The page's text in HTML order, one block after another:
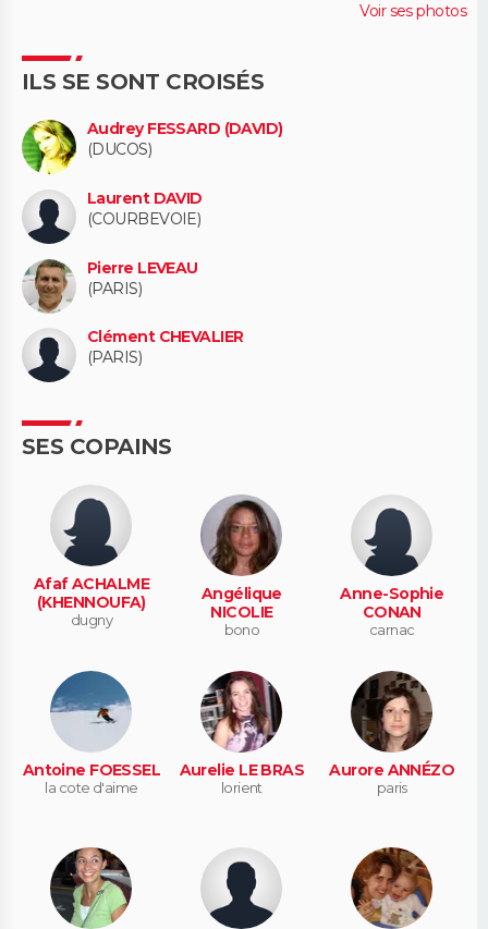
Voir ses photos
ILS SE SONT CROISÉS
Audrey FESSARD (DAVID)
(DUCOS)
Laurent DAVID
(COURBEVOIE)
Pierre LEVEAU
(PARIS)
Clément CHEVALIER
(PARIS)
SES COPAINS
Afaf ACHALME
(KHENNOUFA)
dugny
Angélique
NICOLIE
bono
Anne-Sophie
CONAN
carnac
Antoine FOESSEL
la cote d'aime
Aurelie LE BRAS
lorient
Aurore ANNÉZO
paris